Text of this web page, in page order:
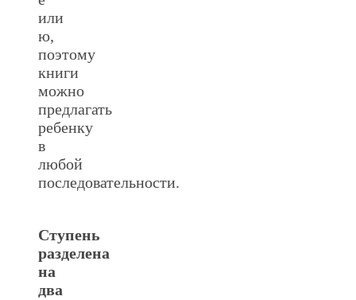
или
ю,
поэтому
книги
можно
предлагать
ребенку
в
любой
последовательности.
Ступень
разделена
на
два